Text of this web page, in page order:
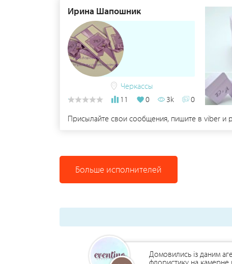
Ирина Шапошник
Черкассы
11
0 3k
0
Присылайте свои сообщения, пишите в viber и
Больше исполнителей
Домовились із даним
флористику на камерне